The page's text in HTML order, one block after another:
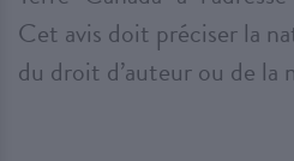
Cet avis doit préciser la
du droit d’auteur ou de la